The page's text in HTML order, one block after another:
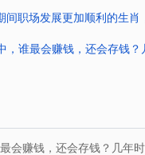
间职场发展更加顺利的生肖
，谁最会赚钱，还会存钱
会赚钱，还会存钱？几年